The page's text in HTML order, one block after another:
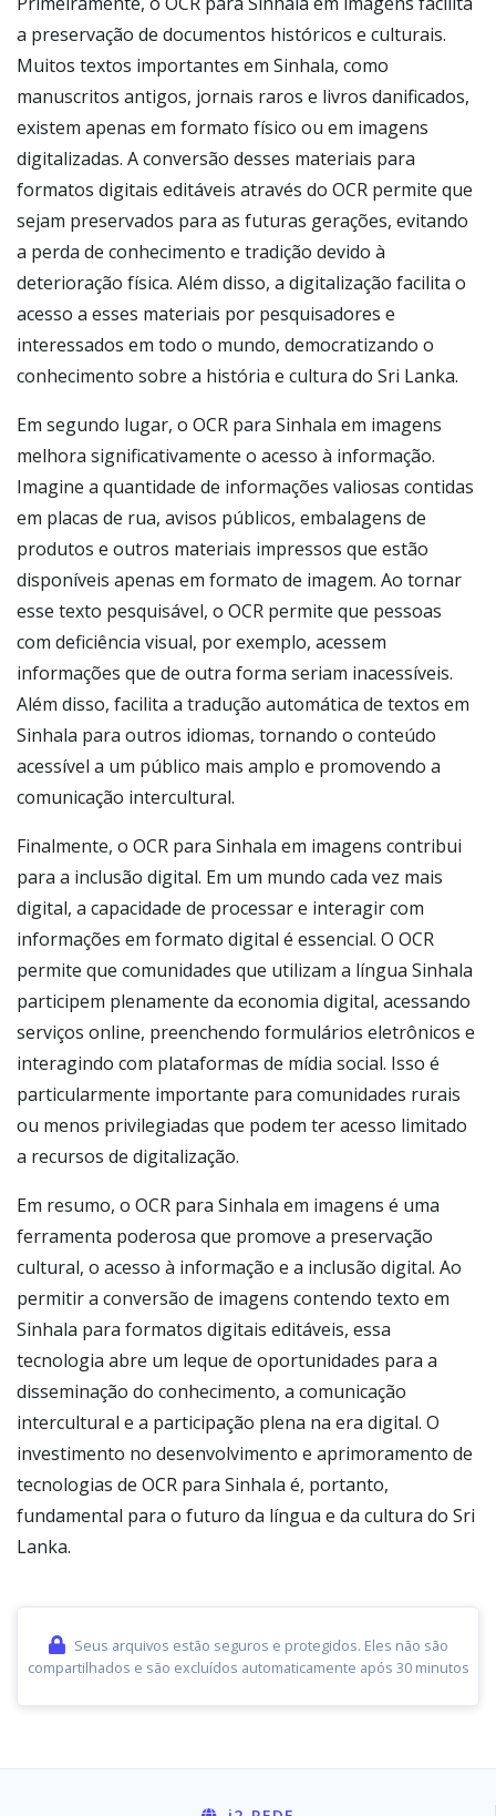
a preservação de documentos históricos e culturais.
Muitos textos importantes em Sinhala, como
manuscritos antigos, jornais raros e livros danificados,
existem apenas em formato físico ou em imagens
digitalizadas. A conversão desses materiais para
formatos digitais editáveis através do OCR permite que
sejam preservados para as futuras gerações, evitando
a perda de conhecimento e tradição devido à
deterioração física. Além disso, a digitalização facilita o
acesso a esses materiais por pesquisadores e
interessados em todo o mundo, democratizando o
conhecimento sobre a história e cultura do Sri Lanka.
Em segundo lugar, o OCR para Sinhala em imagens
melhora significativamente o acesso à informação.
Imagine a quantidade de informações valiosas contidas
em placas de rua, avisos públicos, embalagens de
produtos e outros materiais impressos que estão
disponíveis apenas em formato de imagem. Ao tornar
esse texto pesquisável, o OCR permite que pessoas
com deficiência visual, por exemplo, acessem
informações que de outra forma seriam inacessíveis.
Além disso, facilita a tradução automática de textos em
Sinhala para outros idiomas, tornando o conteúdo
acessível a um público mais amplo e promovendo a
comunicação intercultural.
Finalmente, o OCR para Sinhala em imagens contribui
para a inclusão digital. Em um mundo cada vez mais
digital, a capacidade de processar e interagir com
informações em formato digital é essencial. O OCR
permite que comunidades que utilizam a língua Sinhala
participem plenamente da economia digital, acessando
serviços online, preenchendo formulários eletrônicos e
interagindo com plataformas de mídia social. Isso é
particularmente importante para comunidades rurais
ou menos privilegiadas que podem ter acesso limitado
a recursos de digitalização.
Em resumo, o OCR para Sinhala em imagens é uma
ferramenta poderosa que promove a preservação
cultural, o acesso à informação e a inclusão digital. Ao
permitir a conversão de imagens contendo texto em
Sinhala para formatos digitais editáveis, essa
tecnologia abre um leque de oportunidades para a
disseminação do conhecimento, a comunicação
intercultural e a participação plena na era digital. O
investimento no desenvolvimento e aprimoramento de
tecnologias de OCR para Sinhala é, portanto,
fundamental para o futuro da língua e da cultura do Sri
Lanka.
Seus arquivos estão seguros e protegidos. Eles não são
compartilhados e são excluídos automaticamente após 30 minutos